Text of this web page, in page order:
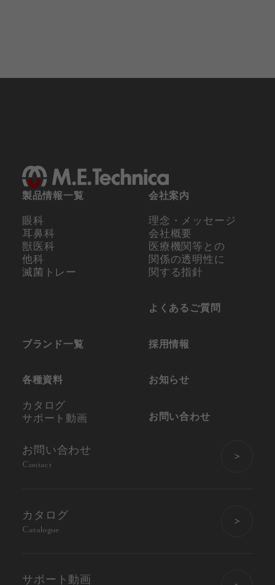
製品情報一覧
眼科
耳鼻科
獣医科
他科
滅菌トレー
ブランド一覧
各種資料
カタログ
サポート動画
会社案内
理念・メッセージ
会社概要
医療機関等との
関係の透明性に
関する指針
よくあるご質問
採用情報
お知らせ
お問い合わせ
お問い合わせ
Contact
カタログ
Catalogue
サポート動画